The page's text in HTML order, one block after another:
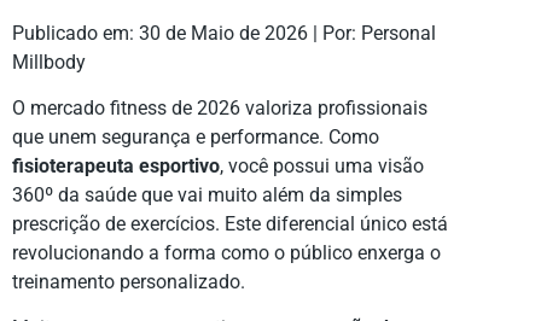
Publicado em: 30 de Maio de 2026 | Por: Personal
Millbody
O mercado fitness de 2026 valoriza profissionais
que unem segurança e performance. Como
fisioterapeuta esportivo, você possui uma visão
360º da saúde que vai muito além da simples
prescrição de exercícios. Este diferencial único está
revolucionando a forma como o público enxerga o
treinamento personalizado.